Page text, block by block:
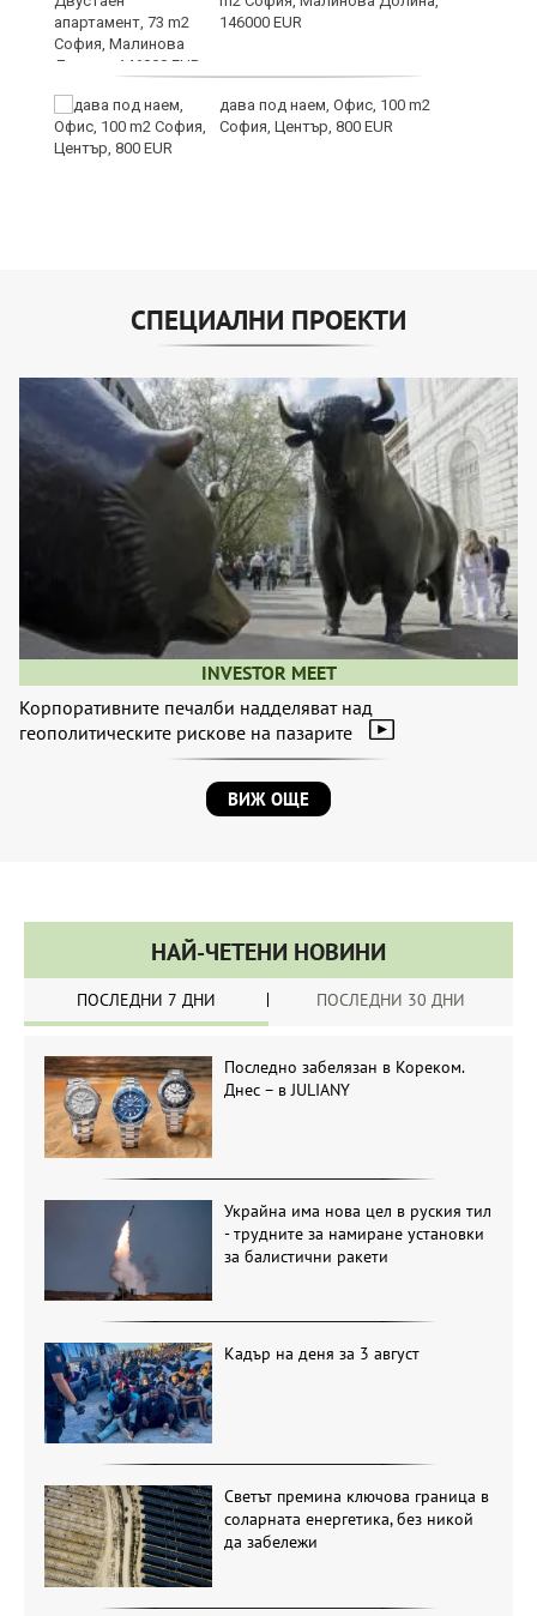
146000 EUR
дава под наем, Офис, 100 m2
София, Център, 800 EUR
СПЕЦИАЛНИ ПРОЕКТИ
INVESTOR MEET
Корпоративните печалби надделяват над
геополитическите рискове на пазарите
ВИЖ ОЩЕ
НАЙ-ЧЕТЕНИ НОВИНИ
ПОСЛЕДНИ 7 ДНИ ПОСЛЕДНИ 30 ДНИ
Последно забелязан в Кореком.
Днес – в JULIANY
Украйна има нова цел в руския тил
- трудните за намиране установки
за балистични ракети
Кадър на деня за 3 август
Светът премина ключова граница в
соларната енергетика, без никой
да забележи